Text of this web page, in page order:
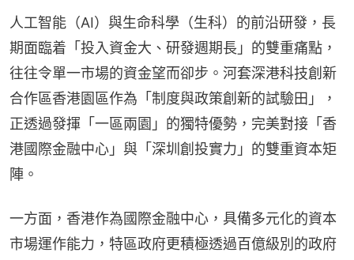
人工智能（AI）與生命科學（生科）的前沿研發，長
期面臨着「投入資金大、研發週期長」的雙重痛點，
往往令單一市場的資金望而卻步。河套深港科技創新
合作區香港園區作為「制度與政策創新的試驗田」，
正透過發揮「一區兩園」的獨特優勢，完美對接「香
港國際金融中心」與「深圳創投實力」的雙重資本矩
陣。
一方面，香港作為國際金融中心，具備多元化的資本
市場運作能力，特區政府更積極透過百億級別的政府